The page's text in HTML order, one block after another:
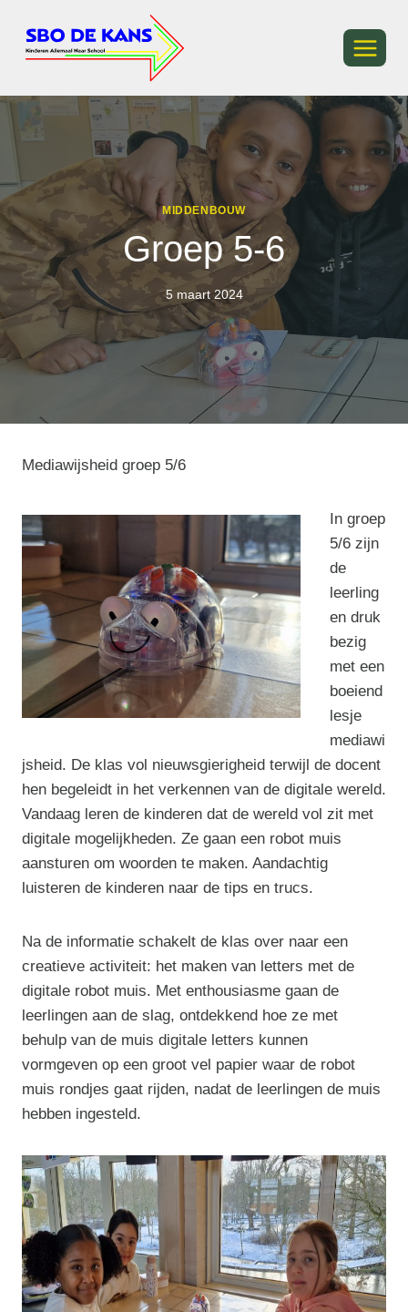
naar
MIDDENBOUW
Groep 5-6
5 maart 2024
Mediawijsheid groep 5/6
In groep
5/6 zijn
de
leerling
en druk
bezig
met een
boeiend
lesje
mediawi
jsheid. De klas vol nieuwsgierigheid terwijl de docent
hen begeleidt in het verkennen van de digitale wereld.
Vandaag leren de kinderen dat de wereld vol zit met
digitale mogelijkheden. Ze gaan een robot muis
aansturen om woorden te maken. Aandachtig
luisteren de kinderen naar de tips en trucs.
Na de informatie schakelt de klas over naar een
creatieve activiteit: het maken van letters met de
digitale robot muis. Met enthousiasme gaan de
leerlingen aan de slag, ontdekkend hoe ze met
behulp van de muis digitale letters kunnen
vormgeven op een groot vel papier waar de robot
muis rondjes gaat rijden, nadat de leerlingen de muis
hebben ingesteld.